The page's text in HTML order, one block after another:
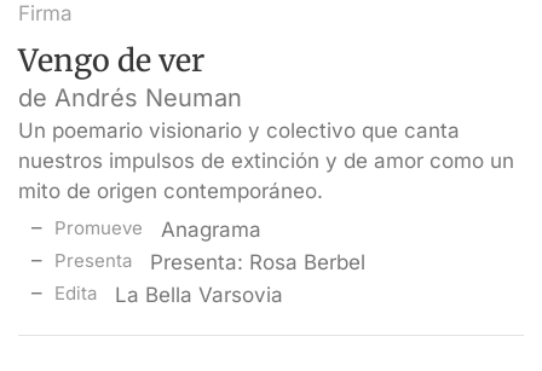
Firma
Vengo de ver
de Andrés Neuman
Un poemario visionario y colectivo que canta
nuestros impulsos de extinción y de amor como un
mito de origen contemporáneo.
Promueve Anagrama
Presenta Presenta: Rosa Berbel
Edita La Bella Varsovia